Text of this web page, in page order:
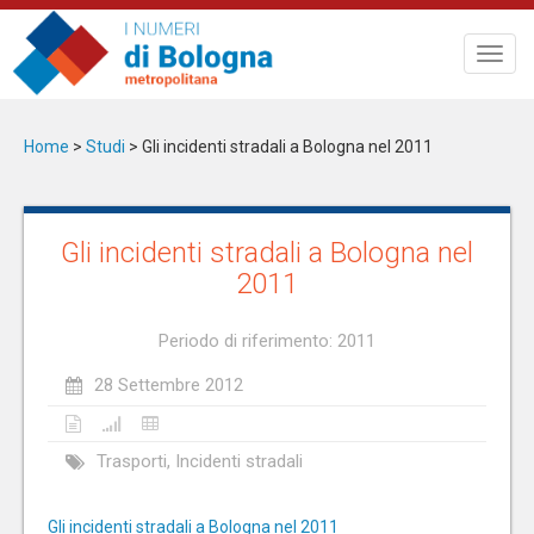
Salta
contenuto
principale
Home > Studi > Gli incidenti stradali a Bologna nel 2011
Gli incidenti stradali a Bologna nel
2011
Periodo di riferimento: 2011
28 Settembre 2012
Trasporti, Incidenti stradali
Gli incidenti stradali a Bologna nel 2011